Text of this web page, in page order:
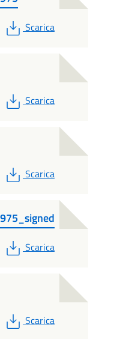
PDF
Scarica
PDF
Scarica
PDF
Scarica
PDF
Scarica
PDF
Scarica